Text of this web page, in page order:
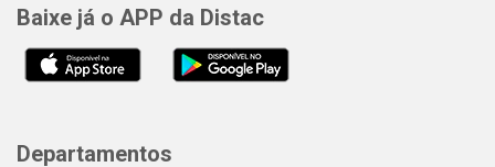
Baixe já o APP da Distac
Departamentos